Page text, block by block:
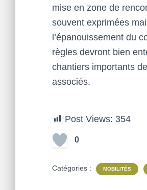
mise en zone de
souvent exprimées
l’épanouissement du
règles devront bien
chantiers importants
associés.
Post Views: 354
0
Catégories : MOBILITÉS